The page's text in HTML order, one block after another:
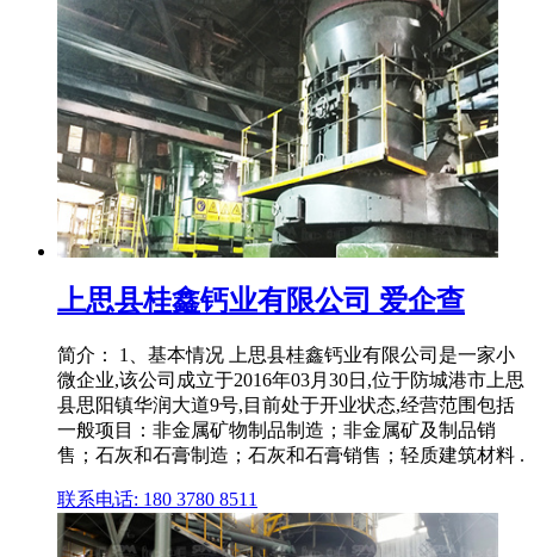
上思县桂鑫钙业有限公司 爱企查
简介： 1、基本情况 上思县桂鑫钙业有限公司是一家小
微企业,该公司成立于2016年03月30日,位于防城港市上思
县思阳镇华润大道9号,目前处于开业状态,经营范围包括
一般项目：非金属矿物制品制造；非金属矿及制品销
售；石灰和石膏制造；石灰和石膏销售；轻质建筑材料 .
联系电话: 180 3780 8511